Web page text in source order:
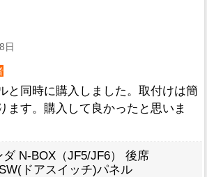
日
と同時に購入しました。取付けは簡
ます。購入して良かったと思いま
ダ N-BOX（JF5/JF6） 後席
ドアスイッチ)パネル